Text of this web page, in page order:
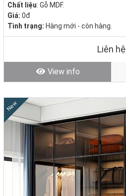
Chất liệu: Gỗ MDF.
Giá: 0đ
Tình trạng: Hàng mới - còn hàng.
Liên hệ
View info
New